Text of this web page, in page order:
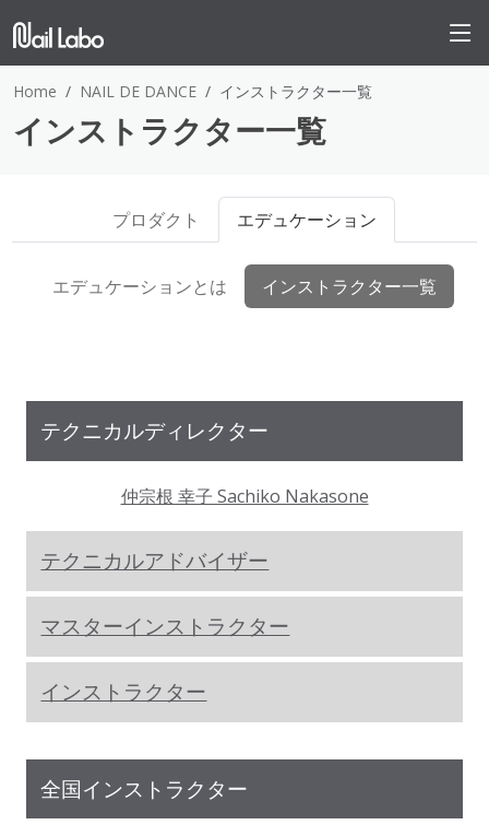
Home NAIL DE DANCE インストラクター一覧
インストラクター一覧
プロダクト エデュケーション
エデュケーションとは インストラクター一覧
テクニカルディレクター
仲宗根 幸子 Sachiko Nakasone
テクニカルアドバイザー
マスターインストラクター
インストラクター
全国インストラクター